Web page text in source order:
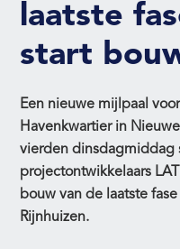
laatste
start
Een nieuwe mijlpaal
Havenkwartier in
vierden dinsdagmiddag
projectontwikkelaars
bouw van de laatste
Rijnhuizen.